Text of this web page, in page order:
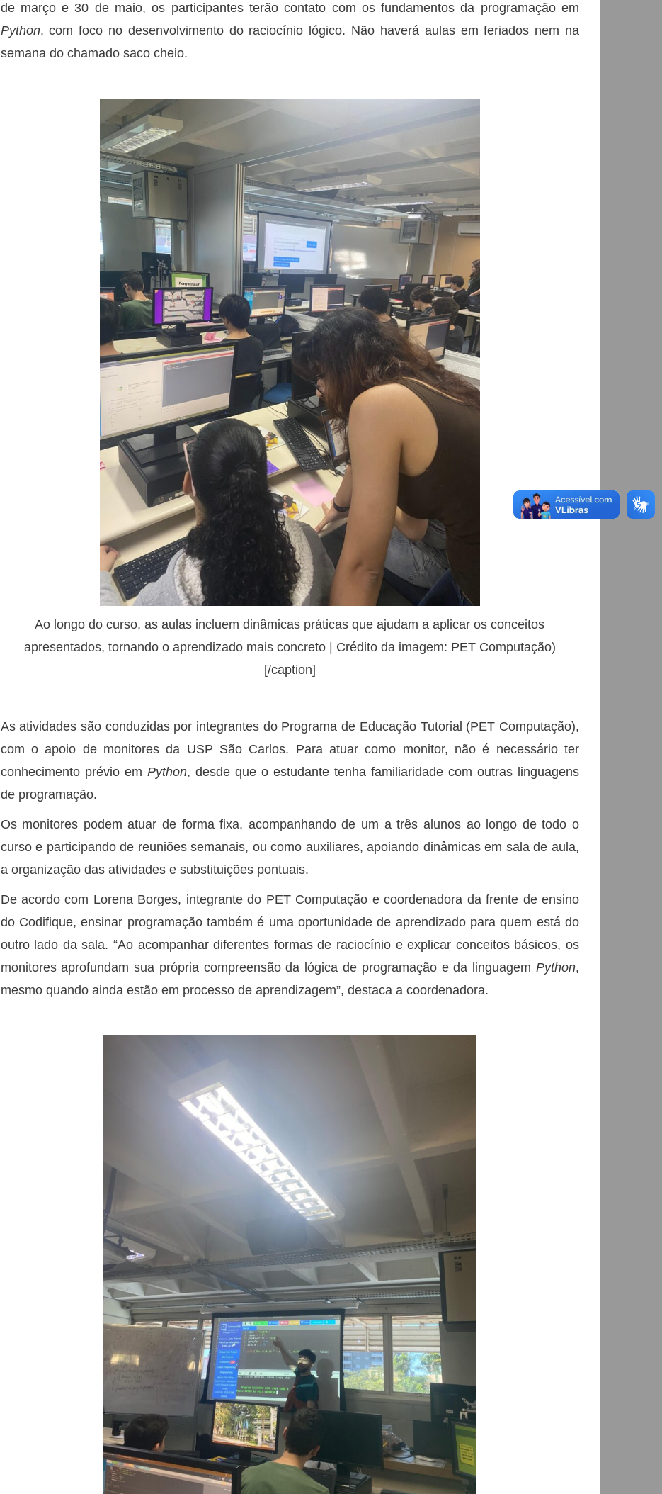
de março e 30 de maio, os participantes terão contato com os fundamentos da programação em
Python, com foco no desenvolvimento do raciocínio lógico. Não haverá aulas em feriados nem na
semana do chamado saco cheio.
Ao longo do curso, as aulas incluem dinâmicas práticas que ajudam a aplicar os conceitos
apresentados, tornando o aprendizado mais concreto | Crédito da imagem: PET Computação)
[/caption]
As atividades são conduzidas por integrantes do Programa de Educação Tutorial (PET Computação),
com o apoio de monitores da USP São Carlos. Para atuar como monitor, não é necessário ter
conhecimento prévio em Python, desde que o estudante tenha familiaridade com outras linguagens
de programação.
Os monitores podem atuar de forma fixa, acompanhando de um a três alunos ao longo de todo o
curso e participando de reuniões semanais, ou como auxiliares, apoiando dinâmicas em sala de aula,
a organização das atividades e substituições pontuais.
De acordo com Lorena Borges, integrante do PET Computação e coordenadora da frente de ensino
do Codifique, ensinar programação também é uma oportunidade de aprendizado para quem está do
outro lado da sala. “Ao acompanhar diferentes formas de raciocínio e explicar conceitos básicos, os
monitores aprofundam sua própria compreensão da lógica de programação e da linguagem Python,
mesmo quando ainda estão em processo de aprendizagem”, destaca a coordenadora.